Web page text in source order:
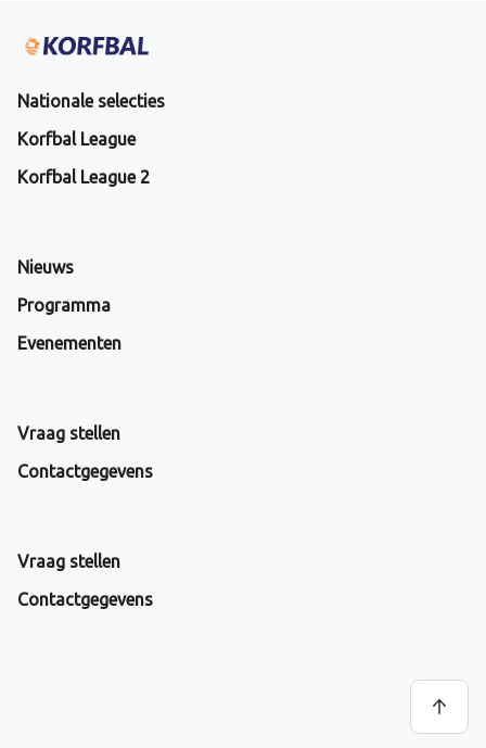
Nationale selecties
Korfbal League
Korfbal League 2
Nieuws
Programma
Evenementen
Vraag stellen
Contactgegevens
Vraag stellen
Contactgegevens